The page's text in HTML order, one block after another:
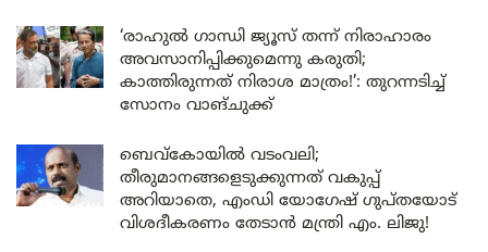
‘രാഹുൽ ഗാന്ധി ജ്യൂസ് തന്ന് നിരാഹാരം
അവസാനിപ്പിക്കുമെന്നു കരുതി;
കാത്തിരുന്നത് നിരാശ മാത്രം!’: തുറന്നടിച്ച്
സോനം വാങ്‌ചുക്ക്
ബെവ്കോയിൽ വടംവലി;
തീരുമാനങ്ങളെടുക്കുന്നത് വകുപ്പ്
അറിയാതെ, എംഡി യോഗേഷ് ഗുപ്തയോട്
വിശദീകരണം തേടാൻ മന്ത്രി എം. ലിജു!